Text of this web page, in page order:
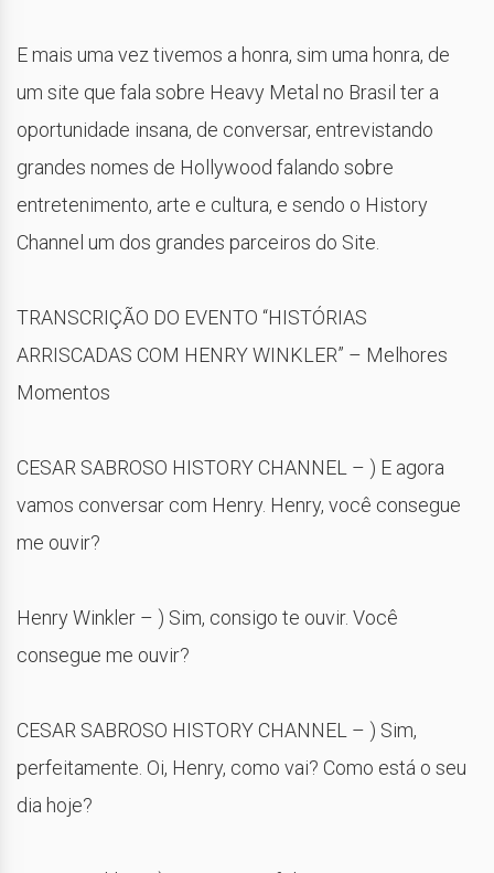
E mais uma vez tivemos a honra, sim uma honra, de
um site que fala sobre Heavy Metal no Brasil ter a
oportunidade insana, de conversar, entrevistando
grandes nomes de Hollywood falando sobre
entretenimento, arte e cultura, e sendo o History
Channel um dos grandes parceiros do Site.
TRANSCRIÇÃO DO EVENTO “HISTÓRIAS
ARRISCADAS COM HENRY WINKLER” – Melhores
Momentos
CESAR SABROSO HISTORY CHANNEL – ) E agora
vamos conversar com Henry. Henry, você consegue
me ouvir?
Henry Winkler – ) Sim, consigo te ouvir. Você
consegue me ouvir?
CESAR SABROSO HISTORY CHANNEL – ) Sim,
perfeitamente. Oi, Henry, como vai? Como está o seu
dia hoje?